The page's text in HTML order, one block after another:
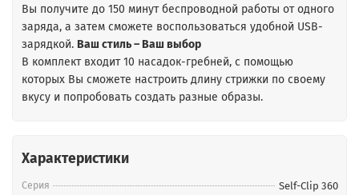
Вы получите до 150 минут беспроводной работы от одного
заряда, а затем сможете воспользоваться удобной USB-
зарядкой. Ваш стиль – Ваш выбор
В комплект входит 10 насадок-гребней, с помощью
которых Вы сможете настроить длину стрижки по своему
вкусу и попробовать создать разные образы.
Характеристики
Серия Self-Clip 360